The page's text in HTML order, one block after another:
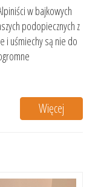
w bajkowych
podopiecznych z
i uśmiechy są nie do
Więcej